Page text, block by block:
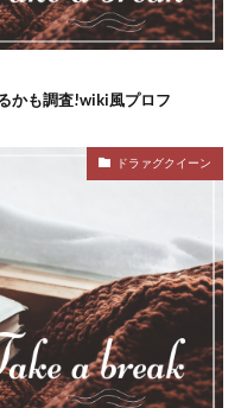
かも調査!wiki風プロフ
ドラァグクイーン